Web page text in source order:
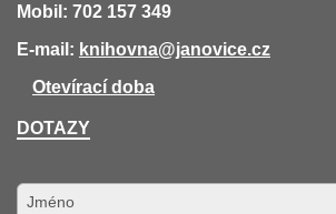
Mobil: 702 157 349
E-mail: knihovna@janovice.cz
Otevírací doba
DOTAZY